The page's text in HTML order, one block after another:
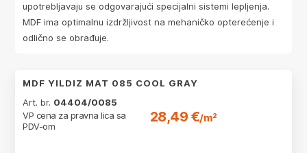
upotrebljavaju se odgovarajući specijalni sistemi lepljenja.
MDF ima optimalnu izdržljivost na mehaničko opterećenje i
odlično se obrađuje.
MDF YILDIZ MAT 085 COOL GRAY
Art. br. 04404/0085
VP cena za pravna lica sa
PDV-om
28,49 €/m²